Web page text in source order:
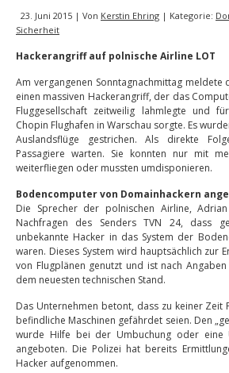
23. Juni 2015 | Von Kerstin Ehring | Kategorie:
Sicherheit
Hackerangriff auf polnische Airline LOT
Am vergangenen Sonntagnachmittag meldete
einen massiven Hackerangriff, der das
Fluggesellschaft zeitweilig lahmlegte und
Chopin Flughafen in Warschau sorgte. Es
Auslandsflüge gestrichen. Als direkte
Passagiere warten. Sie konnten nur mit
weiterfliegen oder mussten umdisponieren.
Bodencomputer von Domainhackern
Die Sprecher der polnischen Airline,
Nachfragen des Senders TVN 24, dass
unbekannte Hacker in das System der
waren. Dieses System wird hauptsächlich zur
von Flugplänen genutzt und ist nach
dem neuesten technischen Stand.
Das Unternehmen betont, dass zu keiner Zeit
befindliche Maschinen gefährdet seien. Den
wurde Hilfe bei der Umbuchung oder eine
angeboten. Die Polizei hat bereits
Hacker aufgenommen.